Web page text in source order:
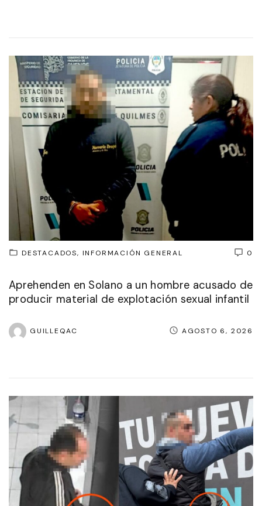
0
DESTACADOS INFORMACIÓN GENERAL
Aprehenden en Solano a un hombre acusado de
producir material de explotación sexual infantil
GUILLEQAC AGOSTO 6, 2026